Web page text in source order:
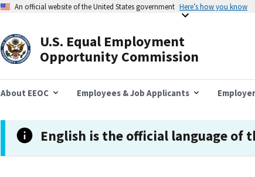
An official website of the United States government Here’s how you know
U.S. Equal Employment
Opportunity Commission
About EEOC Employees & Job Applicants
English is the official language of